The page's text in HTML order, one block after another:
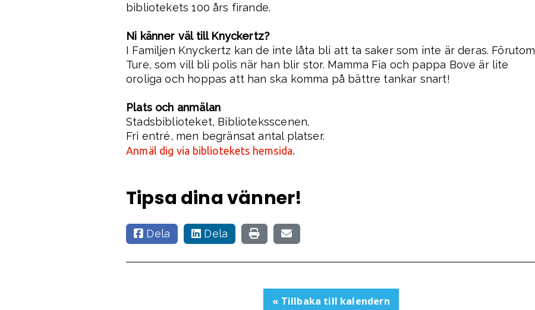
bibliotekets 100 års firande.
Ni känner väl till Knyckertz?
I Familjen Knyckertz kan de inte låta bli att ta saker som inte är deras. Förutom
Ture, som vill bli polis när han blir stor. Mamma Fia och pappa Bove är lite
oroliga och hoppas att han ska komma på bättre tankar snart!
Plats och anmälan
Stadsbiblioteket, Biblioteksscenen.
Fri entré, men begränsat antal platser.
Anmäl dig via bibliotekets hemsida.
Tipsa dina vänner!
Dela Dela
« Tillbaka till kalendern